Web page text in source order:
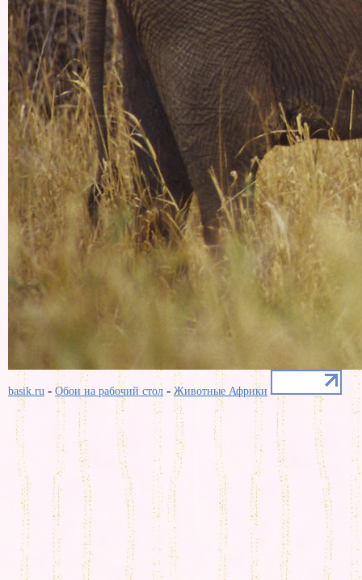
basik.ru - Обои на рабочий стол - Животные Африки